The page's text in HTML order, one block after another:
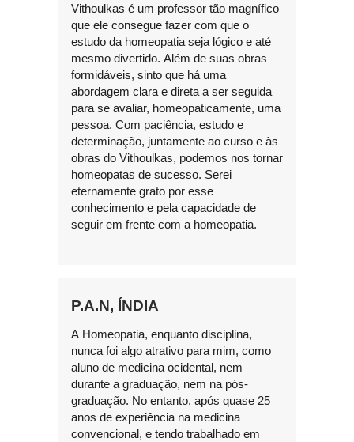
Vithoulkas é um professor tão magnífico
que ele consegue fazer com que o
estudo da homeopatia seja lógico e até
mesmo divertido. Além de suas obras
formidáveis, sinto que há uma
abordagem clara e direta a ser seguida
para se avaliar, homeopaticamente, uma
pessoa. Com paciência, estudo e
determinação, juntamente ao curso e às
obras do Vithoulkas, podemos nos tornar
homeopatas de sucesso. Serei
eternamente grato por esse
conhecimento e pela capacidade de
seguir em frente com a homeopatia.
P.A.N, ÍNDIA
A Homeopatia, enquanto disciplina,
nunca foi algo atrativo para mim, como
aluno de medicina ocidental, nem
durante a graduação, nem na pós-
graduação. No entanto, após quase 25
anos de experiência na medicina
convencional, e tendo trabalhado em